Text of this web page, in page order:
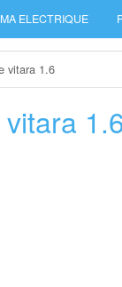
ELECTRIQUE
vitara 1.6